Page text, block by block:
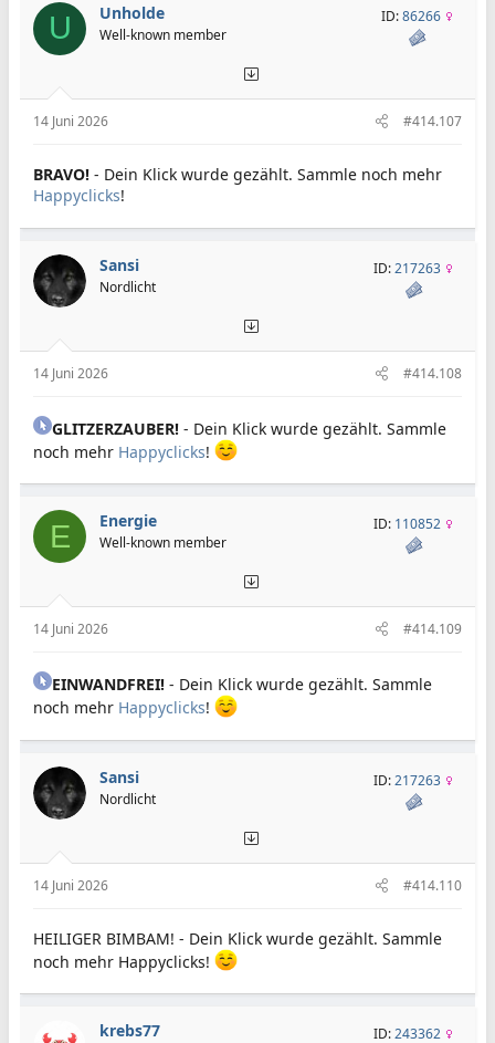
U Unholde
Well-known member
ID:86266
14 Juni 2026 #414.107
BRAVO! - Dein Klick wurde gezählt. Sammle noch mehr
Happyclicks!
Sansi
Nordlicht
ID:217263
14 Juni 2026 #414.108
GLITZERZAUBER! - Dein Klick wurde gezählt. Sammle
noch mehr Happyclicks!
E Energie
Well-known member
ID: 110852
14 Juni 2026 #414.109
EINWANDFREI! - Dein Klick wurde gezählt. Sammle
noch mehr Happyclicks!
Sansi
Nordlicht
ID:217263
14 Juni 2026 #414.110
HEILIGER BIMBAM! - Dein Klick wurde gezählt. Sammle
noch mehr Happyclicks!
krebs77 ID:243362